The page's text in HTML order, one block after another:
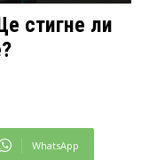
стигне ли
WhatsApp